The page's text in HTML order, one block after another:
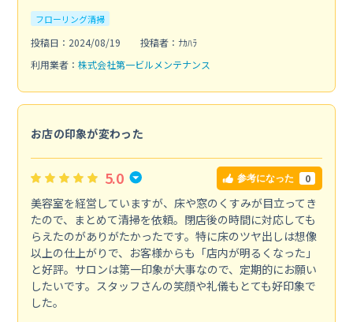
フローリング清掃
投稿日：2024/08/19
投稿者：ﾅｶﾊﾗ
利用業者： 株式会社第一ビルメンテナンス
お店の印象が変わった
5.0 参考になった 0
美容室を経営していますが、床や窓のくすみが目立ってき
たので、まとめて清掃を依頼。閉店後の時間に対応しても
らえたのがありがたかったです。特に床のツヤ出しは想像
以上の仕上がりで、お客様からも「店内が明るくなった」
と好評。サロンは第一印象が大事なので、定期的にお願い
したいです。スタッフさんの笑顔や礼儀もとても好印象で
した。